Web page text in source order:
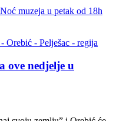
muzeja u petak od 18h
Orebić - Pelješac - regija
ove nedjelje u